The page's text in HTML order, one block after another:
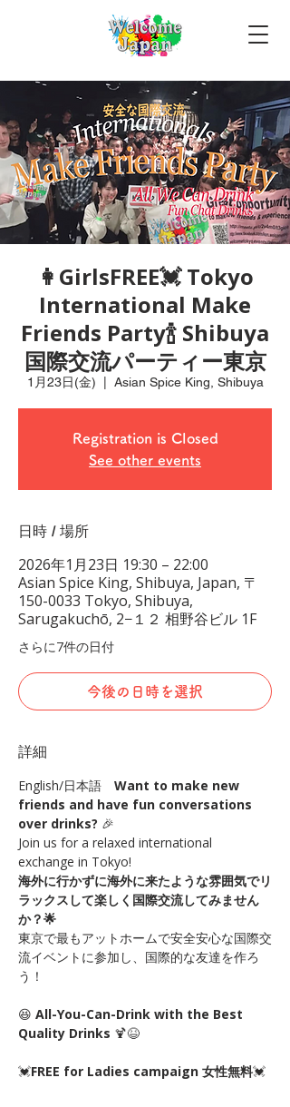
👩GirlsFREE💓 Tokyo
International Make
Friends Party🍾 Shibuya
国際交流パーティー東京
1月23日(金) Asian Spice King, Shibuya
Registration is Closed
See other events
日時 / 場所
2026年1月23日 19:30 – 22:00
Asian Spice King, Shibuya, Japan, 〒
150-0033 Tokyo, Shibuya,
Sarugakuchō, 2−１２ 相野谷ビル 1F
さらに7件の日付
今後の日時を選択
詳細
English/日本語 Want to make new
friends and have fun conversations
over drinks? 🎉
Join us for a relaxed international
exchange in Tokyo!
海外に行かずに海外に来たような雰囲気でリ
ラックスして楽しく国際交流してみません
か？🌟
東京で最もアットホームで安全安心な国際交
流イベントに参加し、国際的な友達を作ろ
う！
😆 All-You-Can-Drink with the Best
Quality Drinks 🍹😆
💓FREE for Ladies campaign 女性無料💓